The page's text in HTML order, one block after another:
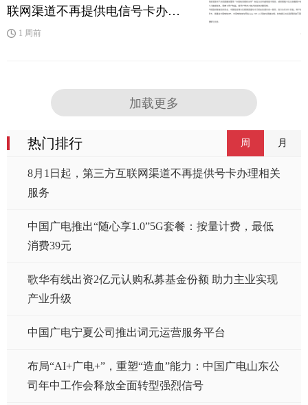
联网渠道不再提供电信号卡办理
相关服务
1 周前
加载更多
热门排行 周 月
8月1日起，第三方互联网渠道不再提供号卡办理相关
服务
中国广电推出“随心享1.0”5G套餐：按量计费，最低
消费39元
歌华有线出资2亿元认购私募基金份额 助力主业实现
产业升级
中国广电宁夏公司推出词元运营服务平台
布局“AI+广电+”，重塑“造血”能力：中国广电山东公
司年中工作会释放全面转型强烈信号